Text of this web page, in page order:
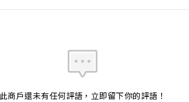
此商戶還未有任何評語，立即留下你的評語！